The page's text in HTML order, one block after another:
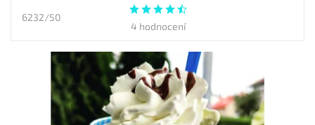
6232/50
4 hodnocení